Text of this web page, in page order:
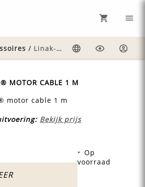
/ Linak-deskline-motor-cable-1-m
MOTOR CABLE 1 M
motor cable 1 m
Bekijk prijs
Op
voorraad